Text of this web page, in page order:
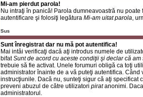
Mi-am pierdut parola!
Nu intraţi în panică! Parola dumneavoastră nu
autentificare şi folosiţi legătura Mi-am uitat parola,
Sus
Sunt înregistrat dar nu mă pot autentifica!
Mai intâi verificaţi dacă aţi introdus numele de
bifatSunt de acord cu aceste condiţii şi declar că am
trebuie să fie activat. Unele forumuri obligă ca toţi
administrator înainte de a vă puteţi autentifica.
instrucţiunile. Dacă nu, sunteţi sigur că aţi specificat
preveni abuzul de către utilizatori piratanonimi.
administratorul.